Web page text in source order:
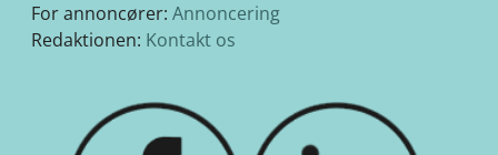
For annoncører: Annoncering
Redaktionen: Kontakt os